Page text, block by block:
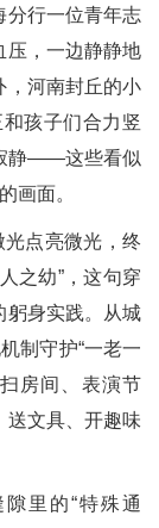
行一位青年志
压，一边静静地
，河南封丘的小
和孩子们合力竖
静——这些看似
画面。
点亮微光，终
之幼”，这句穿
躬身实践。从城
制守护“一老一
房间、表演节
送文具、开趣味
里的“特殊通